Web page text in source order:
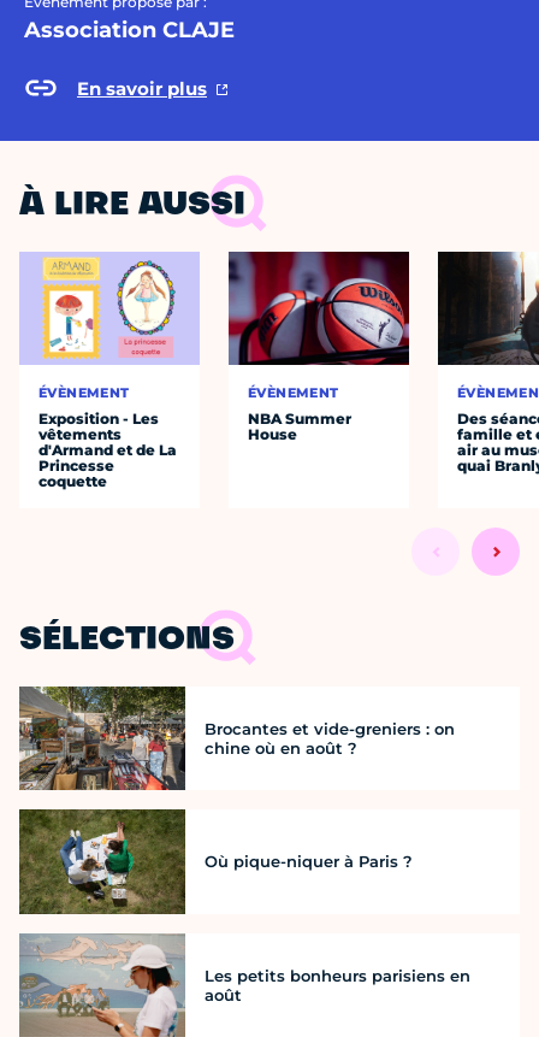
Association CLAJE
En savoir plus
À LIRE AUSSI
ÉVÈNEMENT
Exposition - Les
vêtements
d'Armand et de La
Princesse
coquette
ÉVÈNEMENT
NBA Summer
House
Des
famille et
air au
quai
SÉLECTIONS
Brocantes et vide-greniers : on
chine où en août ?
Où pique-niquer à Paris ?
Les petits bonheurs parisiens en
août